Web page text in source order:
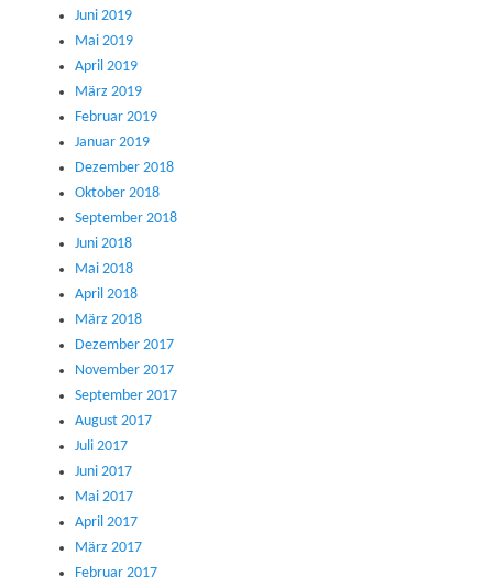
Juni 2019
Mai 2019
April 2019
März 2019
Februar 2019
Januar 2019
Dezember 2018
Oktober 2018
September 2018
Juni 2018
Mai 2018
April 2018
März 2018
Dezember 2017
November 2017
September 2017
August 2017
Juli 2017
Juni 2017
Mai 2017
April 2017
März 2017
Februar 2017